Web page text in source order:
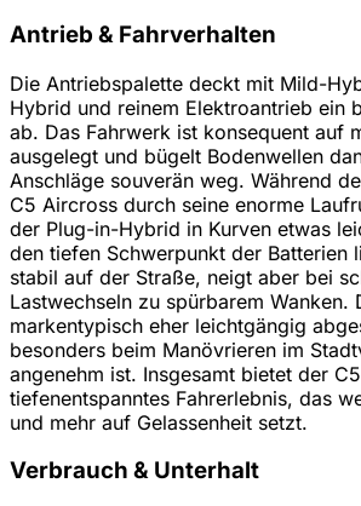
Antrieb & Fahrverhalten
Die Antriebspalette deckt mit Mild-
Hybrid und reinem Elektroantrieb ein
ab. Das Fahrwerk ist konsequent auf
ausgelegt und bügelt Bodenwellen
Anschläge souverän weg. Während
C5 Aircross durch seine enorme
der Plug-in-Hybrid in Kurven etwas
den tiefen Schwerpunkt der Batterien
stabil auf der Straße, neigt aber bei
Lastwechseln zu spürbarem Wanken.
markentypisch eher leichtgängig
besonders beim Manövrieren im
angenehm ist. Insgesamt bietet der
tiefenentspanntes Fahrerlebnis, das
und mehr auf Gelassenheit setzt.
Verbrauch & Unterhalt